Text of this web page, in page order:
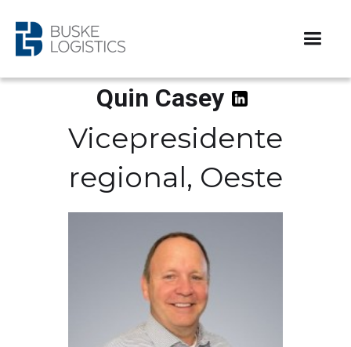
Quin Casey
Vicepresidente
regional, Oeste